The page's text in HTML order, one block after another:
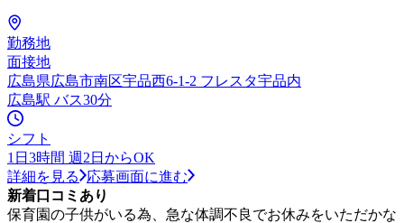
勤務地
面接地
広島県広島市南区宇品西6-1-2 フレスタ宇品内
広島駅 バス30分
シフト
1日3時間 週2日からOK
詳細を見る
応募画面に進む
新着口コミあり
保育園の子供がいる為、急な体調不良でお休みをいただかな